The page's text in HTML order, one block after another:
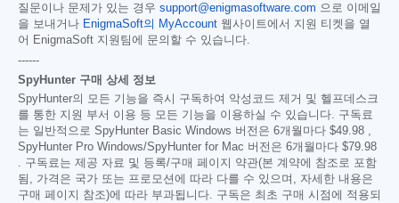
질문이나 문제가 있는 경우 support@enigmasoftware.com 으로 이메일
을 보내거나 EnigmaSoft의 MyAccount 웹사이트에서 지원 티켓을 열
어 EnigmaSoft 지원팀에 문의할 수 있습니다.
------
SpyHunter 구매 상세 정보
SpyHunter의 모든 기능을 즉시 구독하여 악성코드 제거 및 헬프데스크
를 통한 지원 부서 이용 등 모든 기능을 이용하실 수 있습니다. 구독료
는 일반적으로 SpyHunter Basic Windows 버전은 6개월마다 $49.98 ,
SpyHunter Pro Windows/SpyHunter for Mac 버전은 6개월마다 $79.98
. 구독료는 제공 자료 및 등록/구매 페이지 약관(본 계약에 참조로 포함
됨, 가격은 국가 또는 프로모션에 따라 다를 수 있으며, 자세한 내용은
구매 페이지 참조)에 따라 부과됩니다. 구독은 최초 구매 시점에 적용되